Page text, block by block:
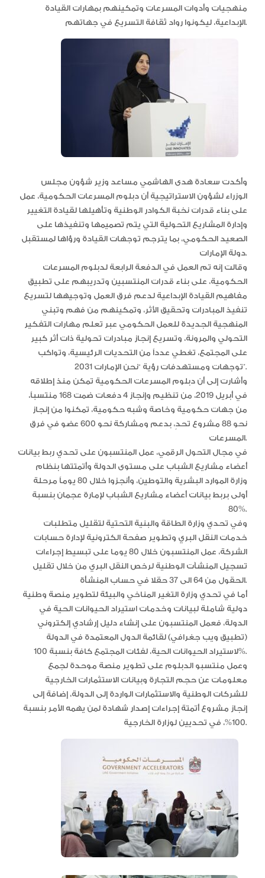
منهجيات وأدوات المسرعات وتمكينهم بمهارات القيادة
الإبداعية، ليكونوا رواد ثقافة التسريع في جهاتهم.
وأكدت سعادة هدى الهاشمي مساعد وزير شؤون مجلس
الوزراء لشؤون الاستراتيجية أن دبلوم المسرعات الحكومية، عمل
على بناء قدرات نخبة الكوادر الوطنية وتأهيلها لقيادة التغيير
وإدارة المشاريع التحولية التي يتم تصميمها وتنفيذها على
الصعيد الحكومي، بما يترجم توجهات القيادة ورؤاها لمستقبل
دولة الإمارات.
وقالت إنه تم العمل في الدفعة الرابعة لدبلوم المسرعات
الحكومية، على بناء قدرات المنتسبين وتدريبهم على تطبيق
مفاهيم القيادة الإبداعية لدعم فرق العمل وتوجيهها لتسريع
تنفيذ المبادرات وتحقيق الأثر، وتمكينهم من فهم وتبني
المنهجية الجديدة للعمل الحكومي عبر تعلم مهارات التفكير
التحولي والمرونة، وتسريع إنجاز مبادرات تحولية ذات أثر كبير
على المجتمع، تغطي عدداً من التحديات الرئيسية، وتواكب
توجهات ومستهدفات رؤية “نحن الإمارات 2031”.
وأشارت إلى أن دبلوم المسرعات الحكومية تمكن منذ إطلاقه
في أبريل 2019، من تنظيم وإنجاز 4 دفعات ضمت 168 منتسباً،
من جهات حكومية وخاصة وشبه حكومية، تمكنوا من إنجاز
نحو 88 مشروع تحدٍ، بدعم ومشاركة نحو 600 عضو في فرق
المسرعات.
في مجال التحول الرقمي، عمل المنتسبون على تحدي ربط بيانات
أعضاء مشاريع الشباب على مستوى الدولة وأتمتتها بنظام
وزارة الموارد البشرية والتوطين، وأنجزوا خلال 80 يوماً مرحلة
أولى بربط بيانات أعضاء مشاريع الشباب لإمارة عجمان بنسبة
80%.
وفي تحدي وزارة الطاقة والبنية التحتية لتقليل متطلبات
خدمات النقل البري وتطوير صفحة الكترونية لإدارة حسابات
الشركة، عمل المنتسبون خلال 80 يوما على تبسيط إجراءات
تسجيل المنشآت الوطنية لرخص النقل البري من خلال تقليل
الحقول من 64 الى 37 حقلا في حساب المنشأة.
أما في تحدي وزارة التغير المناخي والبيئة لتطوير منصة وطنية
دولية شاملة لبيانات وخدمات استيراد الحيوانات الحية في
الدولة، فعمل المنتسبون على إنشاء دليل إرشادي إلكتروني
(تطبيق ويب جغرافي) لقائمة الدول المعتمدة في الدولة
لاستيراد الحيوانات الحية، لفئات المجتمع كافة بنسبة 100%.
وعمل منتسبو الدبلوم على تطوير منصة موحدة لجمع
معلومات عن حجم التجارة وبيانات الاستثمارات الخارجية
للشركات الوطنية والاستثمارات الواردة إلى الدولة، إضافة إلى
إنجاز مشروع أتمتة إجراءات إصدار شهادة لمن يهمه الأمر بنسبة
100%، في تحديين لوزارة الخارجية.